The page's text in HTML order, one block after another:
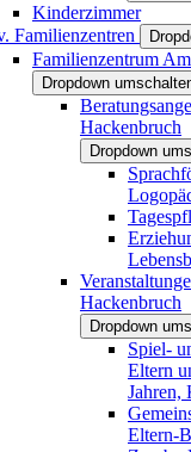
Kinderzimmer
Familienzentren
Familienzentrum
Dropdown
Hackenbruch
Dropdown
Hackenbruch
Dropdown
Spiel-
Eltern
Jahren,
Eltern-